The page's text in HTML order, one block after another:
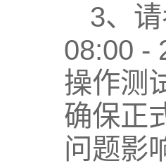
3、
08:00 -
操作测
确保正
问题影